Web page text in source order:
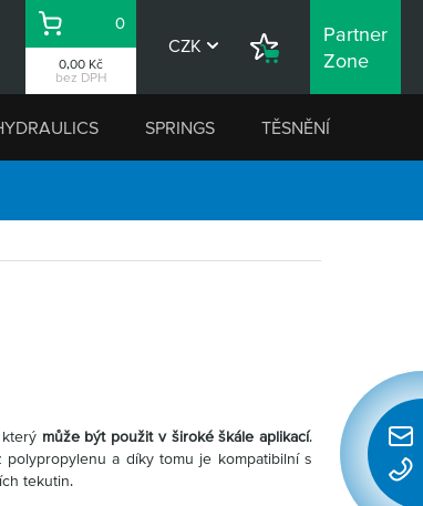
0,00 Kč
bez DPH
Košík
0
CZK
Nákupní
Partner
Zone
SPRINGS TĚSNĚNÍ
může být použit v široké škále aplikací.
a díky tomu je kompatibilní s
tekutin.